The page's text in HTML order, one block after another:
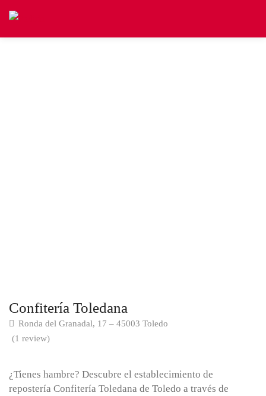
Confitería Toledana
Ronda del Granadal, 17 – 45003 Toledo
(1 review)
¿Tienes hambre? Descubre el establecimiento de
repostería Confitería Toledana de Toledo a través de